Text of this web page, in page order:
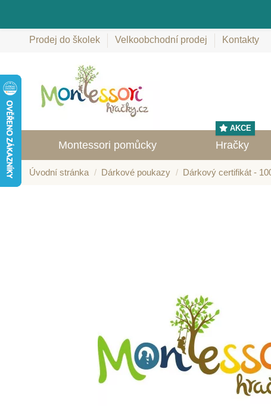
Prodej do školek Velkoobchodní prodej Kontakty
Montessori pomůcky Hračky
AKCE
Úvodní stránka Dárkové poukazy Dárkový certifikát -